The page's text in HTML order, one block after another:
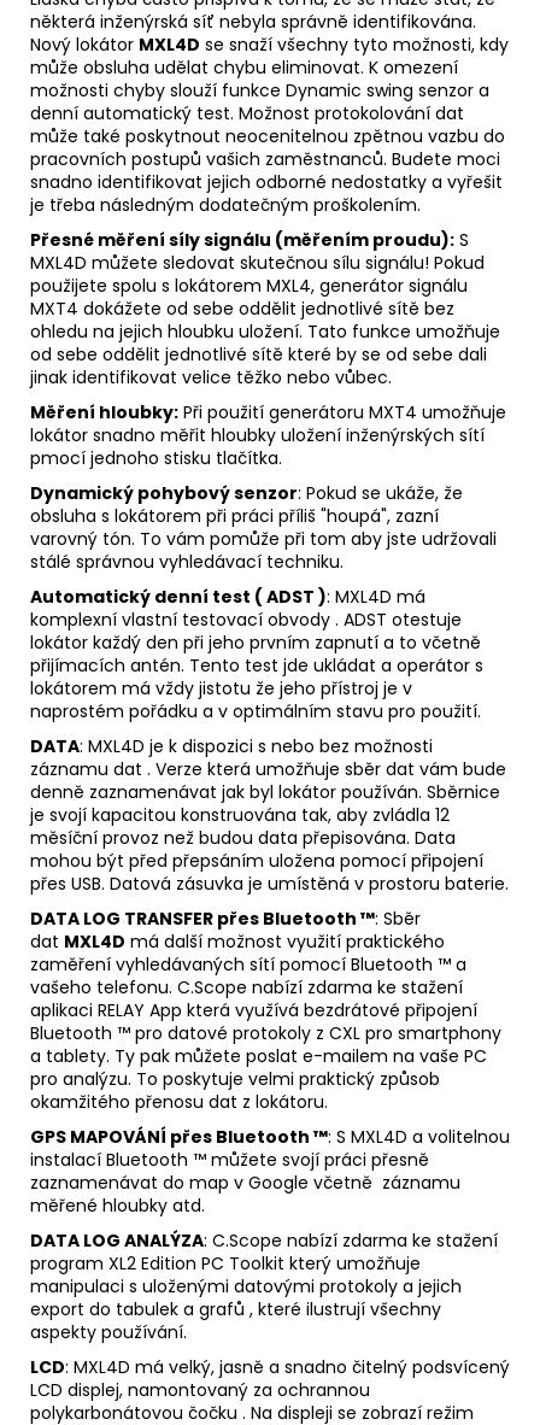
některá inženýrská síť nebyla správně identifikována.
Nový lokátor MXL4D se snaží všechny tyto možnosti, kdy
může obsluha udělat chybu eliminovat. K omezení
možnosti chyby slouží funkce Dynamic swing senzor a
denní automatický test. Možnost protokolování dat
může také poskytnout neocenitelnou zpětnou vazbu do
pracovních postupů vašich zaměstnanců. Budete moci
snadno identifikovat jejich odborné nedostatky a vyřešit
je třeba následným dodatečným proškolením.
Přesné měření síly signálu (měřením proudu): S
MXL4D můžete sledovat skutečnou sílu signálu! Pokud
použijete spolu s lokátorem MXL4, generátor signálu
MXT4 dokážete od sebe oddělit jednotlivé sítě bez
ohledu na jejich hloubku uložení. Tato funkce umožňuje
od sebe oddělit jednotlivé sítě které by se od sebe dali
jinak identifikovat velice těžko nebo vůbec.
Měření hloubky: Při použití generátoru MXT4 umožňuje
lokátor snadno měřit hloubky uložení inženýrských sítí
pmocí jednoho stisku tlačítka.
Dynamický pohybový senzor: Pokud se ukáže, že
obsluha s lokátorem při práci příliš "houpá", zazní
varovný tón. To vám pomůže při tom aby jste udržovali
stálé správnou vyhledávací techniku.
Automatický denní test ( ADST ): MXL4D má
komplexní vlastní testovací obvody . ADST otestuje
lokátor každý den při jeho prvním zapnutí a to včetně
přijímacích antén. Tento test jde ukládat a operátor s
lokátorem má vždy jistotu že jeho přístroj je v
naprostém pořádku a v optimálním stavu pro použití.
DATA: MXL4D je k dispozici s nebo bez možnosti
záznamu dat . Verze která umožňuje sběr dat vám bude
denně zaznamenávat jak byl lokátor používán. Sběrnice
je svojí kapacitou konstruována tak, aby zvládla 12
měsíční provoz než budou data přepisována. Data
mohou být před přepsáním uložena pomocí připojení
přes USB. Datová zásuvka je umístěná v prostoru baterie.
DATA LOG TRANSFER přes Bluetooth ™: Sběr
dat MXL4D má další možnost využití praktického
zaměření vyhledávaných sítí pomocí Bluetooth ™ a
vašeho telefonu. C.Scope nabízí zdarma ke stažení
aplikaci RELAY App která využívá bezdrátové připojení
Bluetooth ™ pro datové protokoly z CXL pro smartphony
a tablety. Ty pak můžete poslat e-mailem na vaše PC
pro analýzu. To poskytuje velmi praktický způsob
okamžitého přenosu dat z lokátoru.
GPS MAPOVÁNÍ přes Bluetooth ™: S MXL4D a volitelnou
instalací Bluetooth ™ můžete svojí práci přesně
zaznamenávat do map v Google včetně záznamu
měřené hloubky atd.
DATA LOG ANALÝZA: C.Scope nabízí zdarma ke stažení
program XL2 Edition PC Toolkit který umožňuje
manipulaci s uloženými datovými protokoly a jejich
export do tabulek a grafů , které ilustrují všechny
aspekty používání.
LCD: MXL4D má velký, jasně a snadno čitelný podsvícený
LCD displej, namontovaný za ochrannou
polykarbonátovou čočku . Na displeji se zobrazí režim